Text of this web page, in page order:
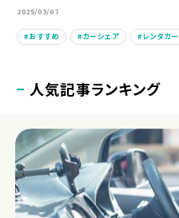
2025/03/07
おすすめ カーシェア レンタカー
人気記事ランキング